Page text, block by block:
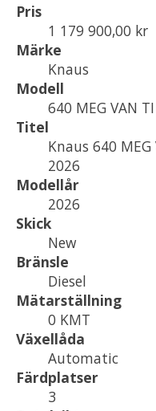
Pris
1 179 900,00 kr
Märke
Knaus
Modell
640 MEG VAN
Titel
Knaus 640 MEG
2026
Modellår
2026
Skick
New
Bränsle
Diesel
Mätarställning
0 KMT
Växellåda
Automatic
Färdplatser
3